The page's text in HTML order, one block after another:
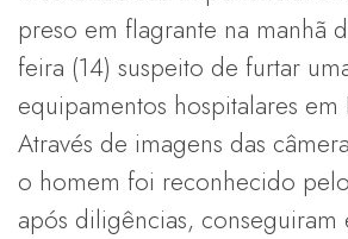
preso em flagrante na manhã
feira (14) suspeito de furtar
equipamentos hospitalares em
Através de imagens das
o homem foi reconhecido
após diligências, conseguiram